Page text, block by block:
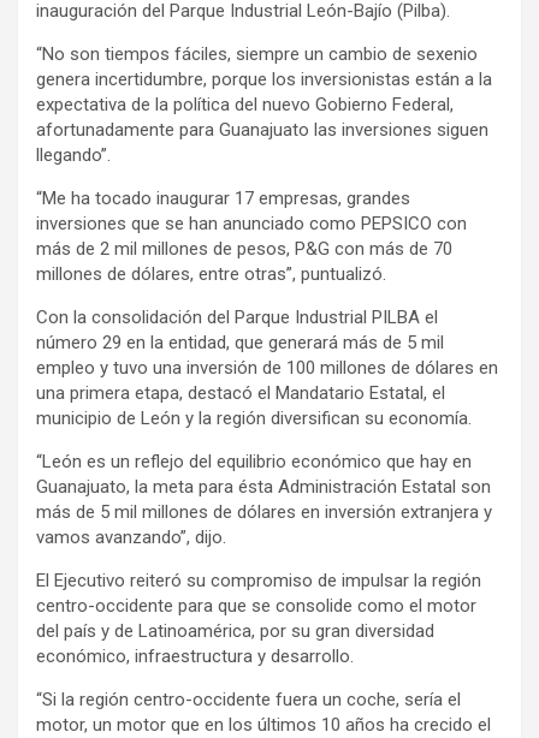
inauguración del Parque Industrial León-Bajío (Pilba).
“No son tiempos fáciles, siempre un cambio de sexenio
genera incertidumbre, porque los inversionistas están a la
expectativa de la política del nuevo Gobierno Federal,
afortunadamente para Guanajuato las inversiones siguen
llegando”.
“Me ha tocado inaugurar 17 empresas, grandes
inversiones que se han anunciado como PEPSICO con
más de 2 mil millones de pesos, P&G con más de 70
millones de dólares, entre otras”, puntualizó.
Con la consolidación del Parque Industrial PILBA el
número 29 en la entidad, que generará más de 5 mil
empleo y tuvo una inversión de 100 millones de dólares en
una primera etapa, destacó el Mandatario Estatal, el
municipio de León y la región diversifican su economía.
“León es un reflejo del equilibrio económico que hay en
Guanajuato, la meta para ésta Administración Estatal son
más de 5 mil millones de dólares en inversión extranjera y
vamos avanzando”, dijo.
El Ejecutivo reiteró su compromiso de impulsar la región
centro-occidente para que se consolide como el motor
del país y de Latinoamérica, por su gran diversidad
económico, infraestructura y desarrollo.
“Si la región centro-occidente fuera un coche, sería el
motor, un motor que en los últimos 10 años ha crecido el